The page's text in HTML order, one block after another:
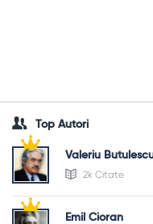
Top Autori
Valeriu
2k Citate
Emil Cioran